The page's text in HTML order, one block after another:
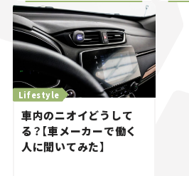
Lifestyle
車内のニオイどうして
る？【車メーカーで働く
人に聞いてみた】